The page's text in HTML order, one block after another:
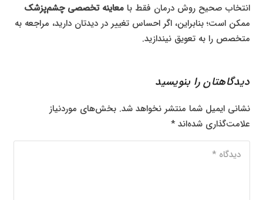
انتخاب صحیح روش درمان فقط بامعاینه تخصصی چشم‌پزشک
ممکن است؛ بنابراین، اگر احساس تغییر در دیدتان دارید، مراجعه به
متخصص را به تعویق نیندازید.
دیدگاهتان را بنویسید
نشانی ایمیل شما منتشر نخواهد شد. بخش‌های موردنیاز
علامت‌گذاری شده‌اند*